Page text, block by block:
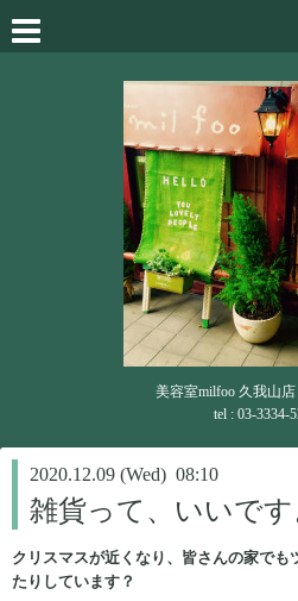
美容室milfoo 久我山店
tel : 03-3334-
2020.12.09 (Wed) 08:10
雑貨って、いいです
クリスマスが近くなり、皆さんの家でも
たりしています？